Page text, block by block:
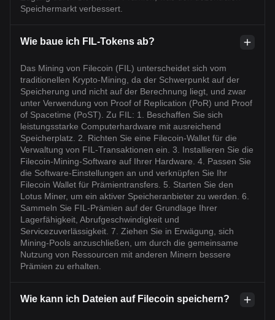
Speichermarkt verbessert.
Wie baue ich FIL-Tokens ab?
Das Mining von Filecoin (FIL) unterscheidet sich vom
traditionellen Krypto-Mining, da der Schwerpunkt auf der
Speicherung und nicht auf der Berechnung liegt, und zwar
unter Verwendung von Proof of Replication (PoR) und Proof
of Spacetime (PoST). Zu FIL: 1. Beschaffen Sie sich
leistungsstarke Computerhardware mit ausreichend
Speicherplatz. 2. Richten Sie eine Filecoin-Wallet für die
Verwaltung von FIL-Transaktionen ein. 3. Installieren Sie die
Filecoin-Mining-Software auf Ihrer Hardware. 4. Passen Sie
die Software-Einstellungen an und verknüpfen Sie Ihr
Filecoin Wallet für Prämientransfers. 5. Starten Sie den
Lotus Miner, um ein aktiver Speicheranbieter zu werden. 6.
Sammeln Sie FIL-Prämien auf der Grundlage Ihrer
Lagerfähigkeit, Abrufgeschwindigkeit und
Servicezuverlässigkeit. 7. Ziehen Sie in Erwägung, sich
Mining-Pools anzuschließen, um durch die gemeinsame
Nutzung von Ressourcen mit anderen Minern bessere
Prämien zu erhalten.
Wie kann ich Dateien auf Filecoin speichern?